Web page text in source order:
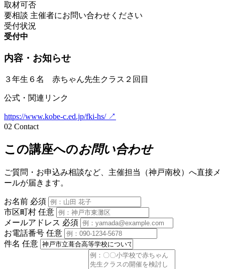
取材可否
要相談 主催者にお問い合わせください
受付状況
受付中
内容・お知らせ
３年生６名 赤ちゃん先生クラス２回目
公式・関連リンク
https://www.kobe-c.ed.jp/fki-hs/ ↗
02 Contact
この講座へのお問い合わせ
ご質問・お申込み相談など、主催担当（神戸南校）へ直接メ
ールが届きます。
お名前 必須
市区町村 任意
メールアドレス 必須
お電話番号 任意
件名 任意